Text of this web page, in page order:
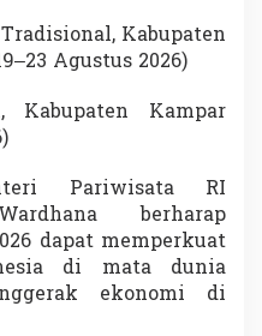
Kabupaten
Agustus 2026)
Kabupaten Kampar
Pariwisata RI
berharap
dapat memperkuat
di mata dunia
ekonomi di